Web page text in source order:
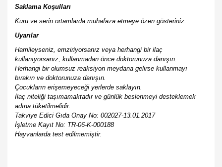
Saklama Koşulları
Kuru ve serin ortamlarda muhafaza etmeye özen gösteriniz.
Uyarılar
Hamileyseniz, emziriyorsanız veya herhangi bir ilaç
kullanıyorsanız, kullanmadan önce doktorunuza danışın.
Herhangi bir olumsuz reaksiyon meydana gelirse kullanmayı
bırakın ve doktorunuza danışın.
Çocukların erişemeyeceği yerlerde saklayın.
İlaç niteliği taşımamaktadır ve günlük beslenmeyi desteklemek
adına tüketilmelidir.
Takviye Edici Gıda Onay No: 002027-13.01.2017
İşletme Kayıt No: TR-06-K-000188
Hayvanlarda test edilmemiştir.